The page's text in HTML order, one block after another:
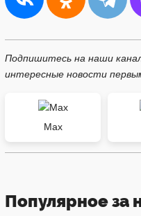
Подпишитесь на наши
интересные новости
Max
Популярное за